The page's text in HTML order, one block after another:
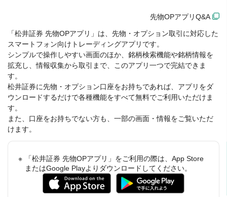
先物OPアプリQ&A
「松井証券 先物OPアプリ」は、先物・オプション取引に対応した
スマートフォン向けトレーディングアプリです。
シンプルで操作しやすい画面のほか、銘柄検索機能や銘柄情報を
拡充し、情報収集から取引まで、このアプリ一つで完結できま
す。
松井証券に先物・オプション口座をお持ちであれば、アプリをダ
ウンロードするだけで各種機能をすべて無料でご利用いただけま
す。
また、口座をお持ちでない方も、一部の画面・情報をご覧いただ
けます。
「松井証券 先物OPアプリ」をご利用の際は、App Store
またはGoogle Playよりダウンロードしてください。